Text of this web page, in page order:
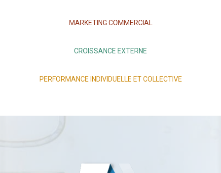
MARKETING COMMERCIAL
CROISSANCE EXTERNE
PERFORMANCE INDIVIDUELLE ET COLLECTIVE